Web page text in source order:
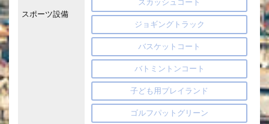
スポーツ設備
スカッシュコート
ジョギングトラック
バスケットコート
バトミントンコート
子ども用プレイランド
ゴルフパットグリーン